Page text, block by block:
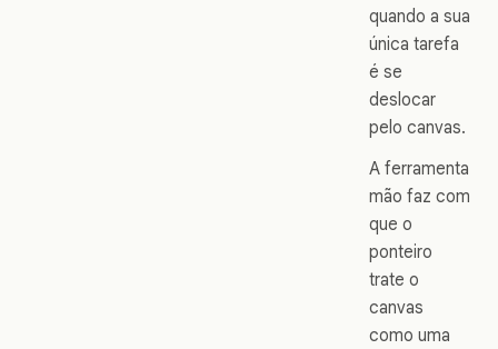
quando a sua
única tarefa
é se
deslocar
pelo canvas.
A ferramenta
mão faz com
que o
ponteiro
trate o
canvas
como uma